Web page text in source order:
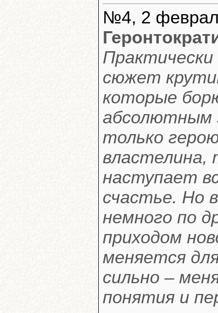
№4, 2
Практически
сюжет
которые
абсолютным
только
властелина,
наступает
счастье. Но
немного по
приходом
меняется
сильно –
понятия и